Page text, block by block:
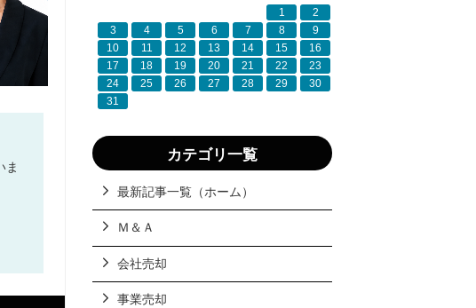
ま
1
2
3
4 5 6 7 8
9
10
11 12 13 14 15
16
17
18 19 20 21 22
23
24
25 26 27 28 29
30
31
カテゴリ一覧
最新記事一覧（ホーム）
Ｍ＆Ａ
会社売却
事業売却